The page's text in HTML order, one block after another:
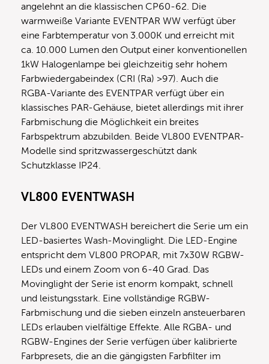
angelehnt an die klassischen CP60-62. Die
warmweiße Variante EVENTPAR WW verfügt über
eine Farbtemperatur von 3.000K und erreicht mit
ca. 10.000 Lumen den Output einer konventionellen
1kW Halogenlampe bei gleichzeitig sehr hohem
Farbwiedergabeindex (CRI (Ra) >97). Auch die
RGBA-Variante des EVENTPAR verfügt über ein
klassisches PAR-Gehäuse, bietet allerdings mit ihrer
Farbmischung die Möglichkeit ein breites
Farbspektrum abzubilden. Beide VL800 EVENTPAR-
Modelle sind spritzwassergeschützt dank
Schutzklasse IP24.
VL800 EVENTWASH
Der VL800 EVENTWASH bereichert die Serie um ein
LED-basiertes Wash-Movinglight. Die LED-Engine
entspricht dem VL800 PROPAR, mit 7x30W RGBW-
LEDs und einem Zoom von 6-40 Grad. Das
Movinglight der Serie ist enorm kompakt, schnell
und leistungsstark. Eine vollständige RGBW-
Farbmischung und die sieben einzeln ansteuerbaren
LEDs erlauben vielfältige Effekte. Alle RGBA- und
RGBW-Engines der Serie verfügen über kalibrierte
Farbpresets, die an die gängigsten Farbfilter im